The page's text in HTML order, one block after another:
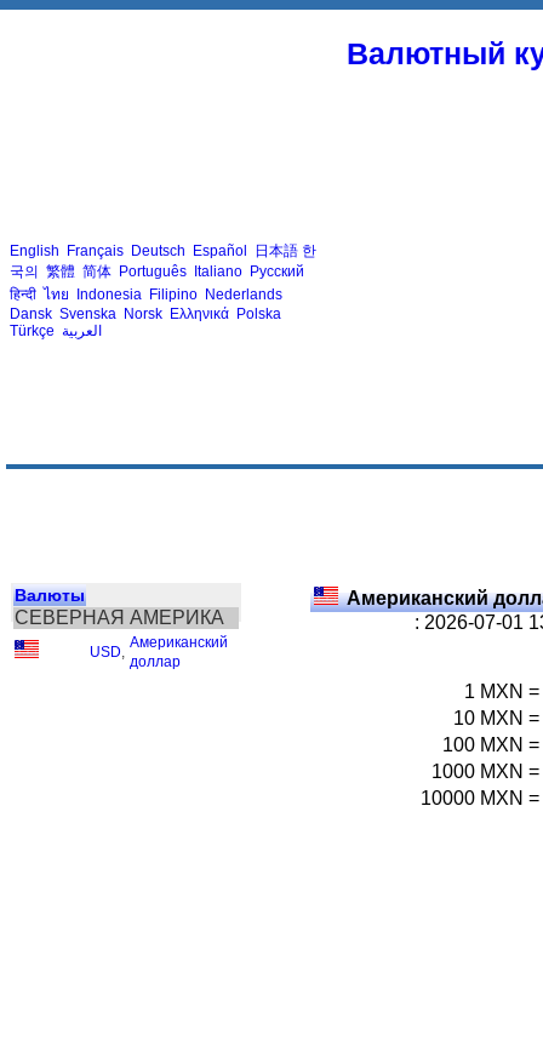
Валютный
English Français Deutsch Español 日本語 한
국의 繁體 简体 Português Italiano Русский
हिन्दी ไทย Indonesia Filipino Nederlands
Dansk Svenska Norsk Ελληνικά Polska
Türkçe العربية
Валюты
СЕВЕРНАЯ АМЕРИКА
USD
Американский
доллар
Американский
: 2026-07-01
1 MXN =
10 MXN =
100 MXN =
1000 MXN =
10000 MXN =